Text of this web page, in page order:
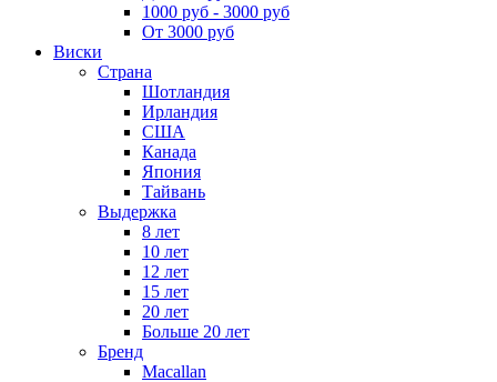
1000 руб - 3000 руб
От 3000 руб
Виски
Страна
Шотландия
Ирландия
США
Канада
Япония
Тайвань
Выдержка
8 лет
10 лет
12 лет
15 лет
20 лет
Больше 20 лет
Бренд
Macallan